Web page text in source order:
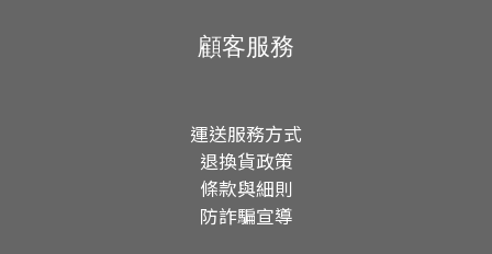
顧客服務
運送服務方式
退換貨政策
條款與細則
防詐騙宣導